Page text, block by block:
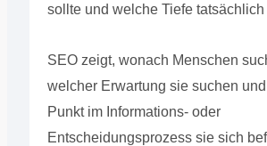
sollte und welche Tiefe
SEO zeigt, wonach Menschen
welcher Erwartung sie suchen
Punkt im Informations- oder
Entscheidungsprozess sie sich